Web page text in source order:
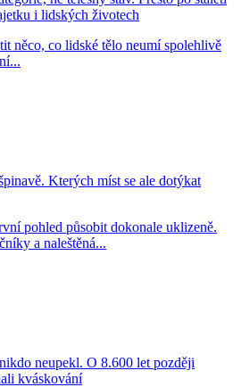
i lidských životech
něco, co lidské tělo neumí spolehlivě
Kterých míst se ale dotýkat
pohled působit dokonale uklizeně.
a naleštěná...
neupekl. O 8.600 let později
kváskování